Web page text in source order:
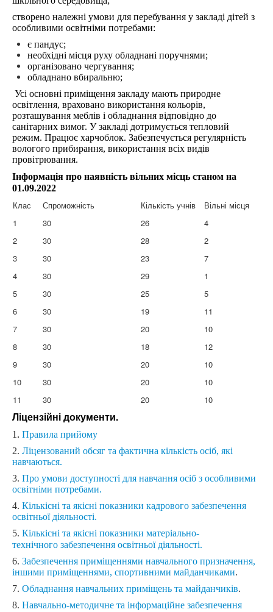
створено належні умови для перебування у закладі дітей з
особливими освітніми потребами:
є пандус;
необхідні місця руху обладнані поручнями;
організовано чергування;
обладнано вбиральню;
Усі основні приміщення закладу мають природне
освітлення, враховано використання кольорів,
розташування меблів і обладнання відповідно до
санітарних вимог. У закладі дотримується тепловий
режим. Працює харчоблок. Забезпечується регулярність
вологого прибирання, використання всіх видів
провітрювання.
Інформація про наявність вільних місць станом на
01.09.2022
Клас Спроможність Кількість учнів
Вільні місця
1
30 26
4
2
30 28
2
3
30 23
7
4
30 29
1
5
30 25
5
6
30 19
11
7
30 20
10
8
30 18
12
9
30 20
10
10
30 20
10
11
30 20 10
Ліцензійні документи.
1. Правила прийому
2. Ліцензований обсяг та фактична кількість осіб, які
навчаються.
3. Про умови доступності для навчання осіб з особливими
освітніми потребами.
4. Кількісні та якісні показники кадрового забезпечення
освітньої діяльності.
5. Кількісні та якісні показники матеріально-
технічного забезпечення освітньої діяльності.
6. Забезпечення приміщеннями навчального призначення,
іншими приміщеннями, спортивними майданчиками.
7. Обладнання навчальних приміщень та майданчиків.
8. Навчально-методичне та інформаційне забезпечення